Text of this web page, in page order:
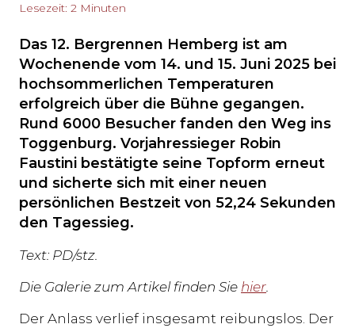
Lesezeit: 2 Minuten
Das 12. Bergrennen Hemberg ist am
Wochenende vom 14. und 15. Juni 2025 bei
hochsommerlichen Temperaturen
erfolgreich über die Bühne gegangen.
Rund 6000 Besucher fanden den Weg ins
Toggenburg. Vorjahressieger Robin
Faustini bestätigte seine Topform erneut
und sicherte sich mit einer neuen
persönlichen Bestzeit von 52,24 Sekunden
den Tagessieg.
Text: PD/stz.
Die Galerie zum Artikel finden Sie hier.
Der Anlass verlief insgesamt reibungslos. Der